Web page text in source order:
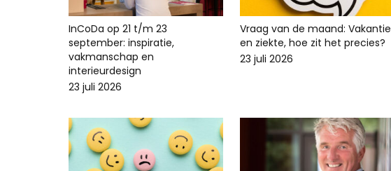
InCoDa op 21 t/m 23
september: inspiratie,
vakmanschap en
interieurdesign
23 juli 2026
Vraag van de maand: Vakantie
en ziekte, hoe zit het precies?
23 juli 2026